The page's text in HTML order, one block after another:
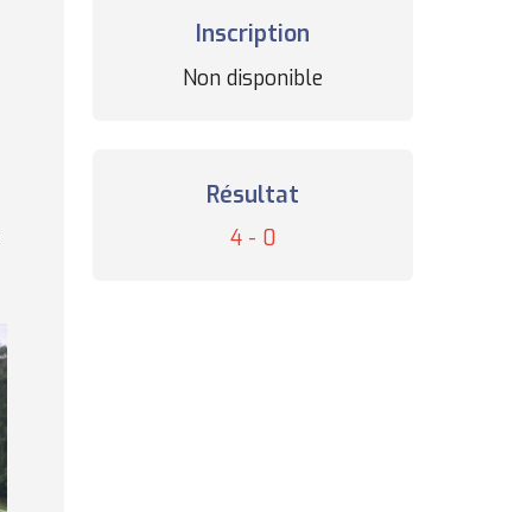
Inscription
Non disponible
Résultat
4 - 0